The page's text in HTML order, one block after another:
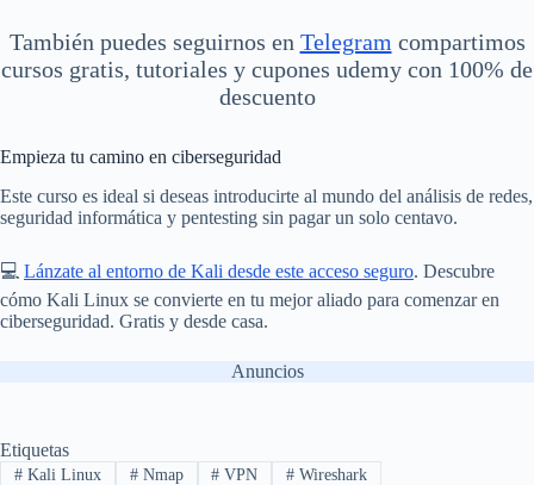
También puedes seguirnos en Telegram compartimos
cursos gratis, tutoriales y cupones udemy con 100% de
descuento
Empieza tu camino en ciberseguridad
Este curso es ideal si deseas introducirte al mundo del análisis de redes,
seguridad informática y pentesting sin pagar un solo centavo.
💻 Lánzate al entorno de Kali desde este acceso seguro. Descubre
cómo Kali Linux se convierte en tu mejor aliado para comenzar en
ciberseguridad. Gratis y desde casa.
Anuncios
Etiquetas
#Kali Linux #Nmap # VPN # Wireshark